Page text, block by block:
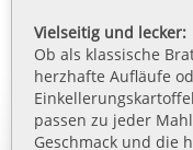
Vielseitig und lecker:
Ob als klassische
herzhafte Aufläufe
passen zu jeder
Geschmack und die